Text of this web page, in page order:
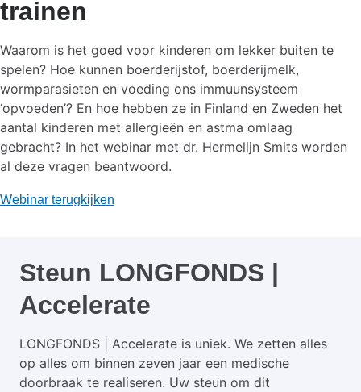
trainen
Waarom is het goed voor kinderen om lekker buiten te
spelen? Hoe kunnen boerderijstof, boerderijmelk,
wormparasieten en voeding ons immuunsysteem
‘opvoeden’? En hoe hebben ze in Finland en Zweden het
aantal kinderen met allergieën en astma omlaag
gebracht? In het webinar met dr. Hermelijn Smits worden
al deze vragen beantwoord.
Webinar terugkijken
Steun LONGFONDS |
Accelerate
LONGFONDS | Accelerate is uniek. We zetten alles
op alles om binnen zeven jaar een medische
doorbraak te realiseren. Uw steun om dit